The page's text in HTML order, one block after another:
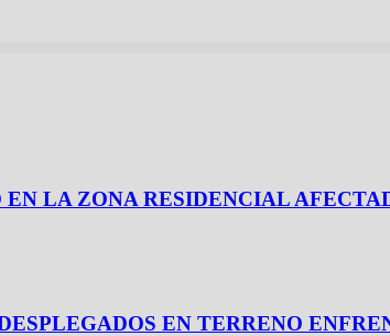
EN LA ZONA RESIDENCIAL
EN TERRENO